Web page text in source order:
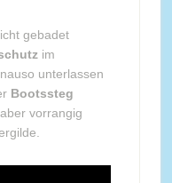
gebadet
im
unterlassen
Bootssteg
vorrangig